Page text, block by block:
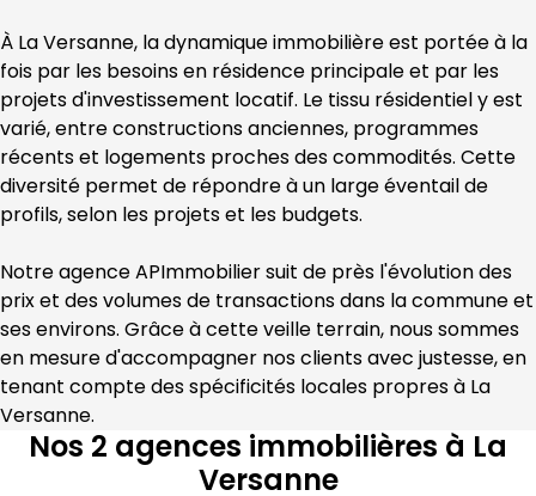
À La Versanne, la dynamique immobilière est portée à la
fois par les besoins en résidence principale et par les
projets d'investissement locatif. Le tissu résidentiel y est
varié, entre constructions anciennes, programmes
récents et logements proches des commodités. Cette
diversité permet de répondre à un large éventail de
profils, selon les projets et les budgets.
Notre agence APImmobilier suit de près l'évolution des
prix et des volumes de transactions dans la commune et
ses environs. Grâce à cette veille terrain, nous sommes
en mesure d'accompagner nos clients avec justesse, en
tenant compte des spécificités locales propres à La
Versanne.
Nos 2 agences immobilières à La
Versanne